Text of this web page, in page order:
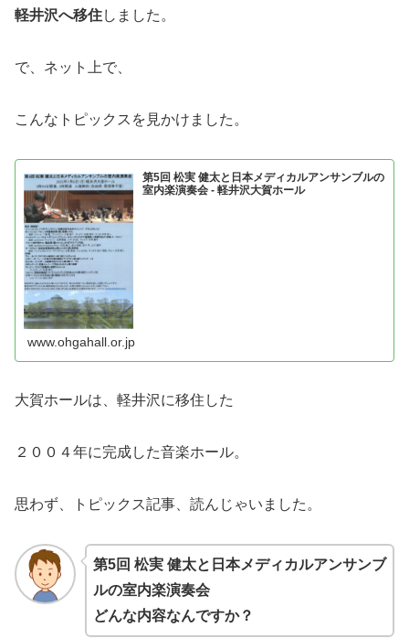
軽井沢へ移住しました。
で、ネット上で、
こんなトピックスを見かけました。
第5回 松実 健太と日本メディカルアンサンブルの
室内楽演奏会 - 軽井沢大賀ホール
www.ohgahall.or.jp
大賀ホールは、軽井沢に移住した
２００４年に完成した音楽ホール。
思わず、トピックス記事、読んじゃいました。
第5回 松実 健太と日本メディカルアンサンブ
ルの室内楽演奏会
どんな内容なんですか？